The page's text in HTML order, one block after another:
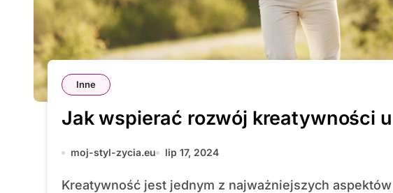
Inne
Jak wspierać rozwój kreatywności
moj-styl-zycia.eu lip 17, 2024
Kreatywność jest jednym z najważniejszych aspektów rozwoju dziecka, który może